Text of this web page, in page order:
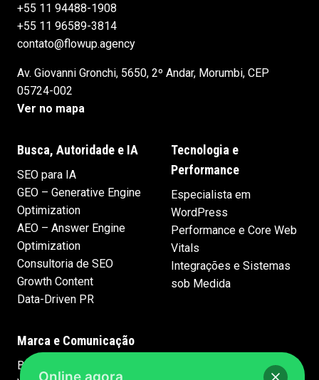
+55 11 94488-1908
+55 11 96589-3814
contato@flowup.agency
Av. Giovanni Gronchi, 5650, 2º Andar, Morumbi, CEP
05724-002
Ver no mapa
Busca, Autoridade e IA
SEO para IA
GEO – Generative Engine
Optimization
AEO – Answer Engine
Optimization
Consultoria de SEO
Growth Content
Data-Driven PR
Tecnologia e
Performance
Especialista em
WordPress
Performance e Core Web
Vitals
Integrações e Sistemas
sob Medida
Marca e Comunicação
Branding e Identidade